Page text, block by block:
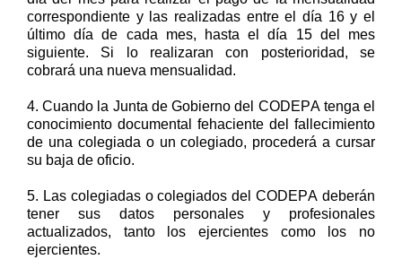
correspondiente y las realizadas entre el día 16 y el
último día de cada mes, hasta el día 15 del mes
siguiente. Si lo realizaran con posterioridad, se
cobrará una nueva mensualidad.
4.Cuando la Junta de Gobierno del CODEPA tenga el
conocimiento documental fehaciente del fallecimiento
de una colegiada o un colegiado, procederá a cursar
su baja de oficio.
5. Las colegiadas o colegiados del CODEPA deberán
tener sus datos personales y profesionales
actualizados, tanto los ejercientes como los no
ejercientes.